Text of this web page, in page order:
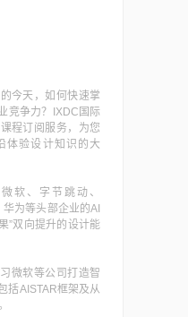
今天，如何快速掌
竞争力？IXDC国际
程订阅服务，为您
体验设计知识的大
软、字节跳动、
为等头部企业的AI
”双向提升的设计能
微软等公司打造智
括AISTAR框架及从